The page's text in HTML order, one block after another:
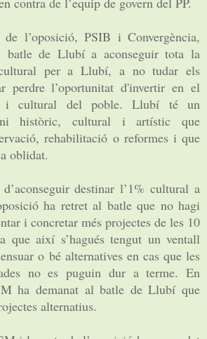
l’oposició, PSIB i Convergència,
batle de Llubí a aconseguir tota la
per a Llubí, a no tudar els
perdre l’oportunitat d'invertir en el
i cultural del poble. Llubí té un
històric, cultural i artístic que
rehabilitació o reformes i que
oblidat.
destinar l’1% cultural a
ha retret al batle que no hagi
i concretar més projectes de les 10
que així s’hagués tengut un ventall
o bé alternatives en cas que les
no es puguin dur a terme. En
ha demanat al batle de Llubí que
alternatius.